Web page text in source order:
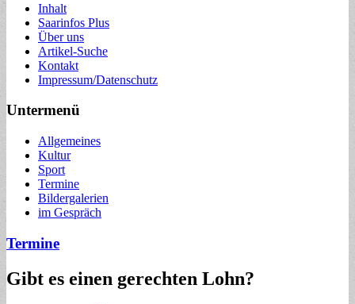
Inhalt
Saarinfos Plus
Über uns
Artikel-Suche
Kontakt
Impressum/Datenschutz
Untermenü
Allgemeines
Kultur
Sport
Termine
Bildergalerien
im Gespräch
Termine
Gibt es einen gerechten Lohn?